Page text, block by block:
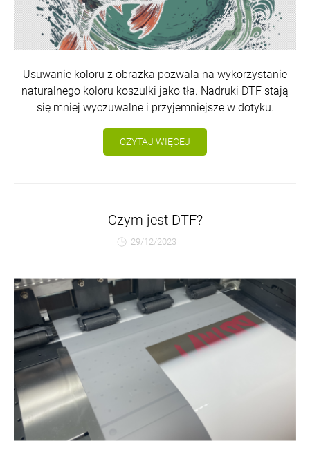
Usuwanie koloru z obrazka pozwala na wykorzystanie
naturalnego koloru koszulki jako tła. Nadruki DTF stają
się mniej wyczuwalne i przyjemniejsze w dotyku.
CZYTAJ WIĘCEJ
Czym jest DTF?
29/12/2023